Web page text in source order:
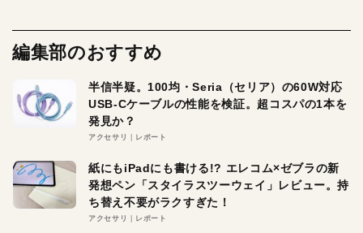
編集部のおすすめ
半信半疑。100均・Seria（セリア）の60W対応
USB-Cケーブルの性能を検証。超コスパの1本を
発見か？
アクセサリ レポート
紙にもiPadにも書ける!? エレコム×ゼブラの新
発想ペン「スタイラスツーウェイ」レビュー。持
ち替え不要がラクすぎた！
アクセサリ レポート